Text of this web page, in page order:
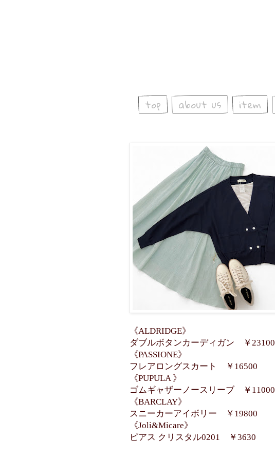
top about us item
《ALDRIDGE》
ダブルボタンカーディガン ￥23100
《PASSIONE》
フレアロングスカート ￥16500
《PUPULA 》
ゴムギャザーノースリーブ ￥11000
《BARCLAY》
スニーカーアイボリー ￥19800
《Joli&Micare》
ピアス クリスタル0201 ￥3630